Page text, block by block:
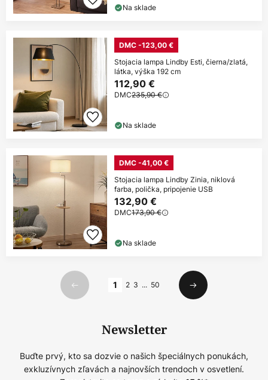
Na sklade
DMC -123,00 €
Stojacia lampa Lindby Esti, čierna/zlatá,
látka, výška 192 cm
112,90 €
DMC235,90 €
Na sklade
DMC -41,00 €
Stojacia lampa Lindby Zinia, niklová
farba, polička, pripojenie USB
132,90 €
DMC173,90 €
Na sklade
Predchádzajúci
1 2 3 ... 50
Ďalší
Newsletter
Buďte prvý, kto sa dozvie o našich špeciálnych ponukách,
exkluzívnych zľavách a najnovších trendoch v osvetlení.